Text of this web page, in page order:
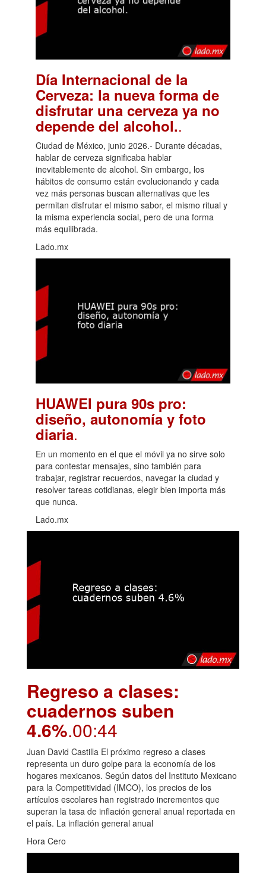
Día Internacional de la
Cerveza: la nueva forma de
disfrutar una cerveza ya no
depende del alcohol..
Ciudad de México, junio 2026.- Durante décadas,
hablar de cerveza significaba hablar
inevitablemente de alcohol. Sin embargo, los
hábitos de consumo están evolucionando y cada
vez más personas buscan alternativas que les
permitan disfrutar el mismo sabor, el mismo ritual y
la misma experiencia social, pero de una forma
más equilibrada.
Lado.mx
HUAWEI pura 90s pro:
diseño, autonomía y foto
diaria.
En un momento en el que el móvil ya no sirve solo
para contestar mensajes, sino también para
trabajar, registrar recuerdos, navegar la ciudad y
resolver tareas cotidianas, elegir bien importa más
que nunca.
Lado.mx
Regreso a clases:
cuadernos suben
4.6%.00:44
Juan David Castilla El próximo regreso a clases
representa un duro golpe para la economía de los
hogares mexicanos. Según datos del Instituto Mexicano
para la Competitividad (IMCO), los precios de los
artículos escolares han registrado incrementos que
superan la tasa de inflación general anual reportada en
el país. La inflación general anual
Hora Cero